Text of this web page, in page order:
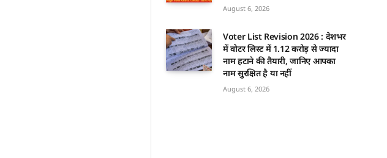
August 6, 2026
Voter List Revision 2026 : देशभर
में वोटर लिस्ट में 1.12 करोड़ से ज्यादा
नाम हटाने की तैयारी, जानिए आपका
नाम सुरक्षित है या नहीं
August 6, 2026